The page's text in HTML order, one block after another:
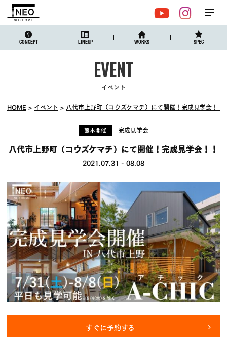
CONCEPT LINEUP WORKS SPEC
YouTube
メ
イベント
HOME イベント 八代市上野町（コウズケマチ）にて開催！完成見学会！！
熊本開催 完成見学会
八代市上野町（コウズケマチ）にて開催！完成見学会！！
2021.07.31 - 08.08
すぐに予約する